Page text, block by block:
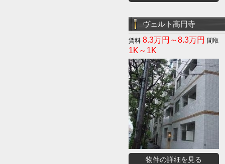
ヴェルト高円寺
8.3万円～8.3万円
1K～1K
物件の詳細を見る